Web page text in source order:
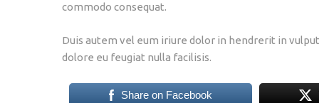
commodo consequat.
Duis autem vel eum iriure dolor in hendrerit in
dolore eu feugiat nulla facilisis.
Share on Facebook